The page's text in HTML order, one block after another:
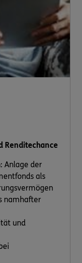
Renditechance
Anlage der
als
namhafter
und